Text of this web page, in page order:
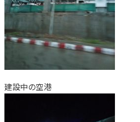
建設中の空港